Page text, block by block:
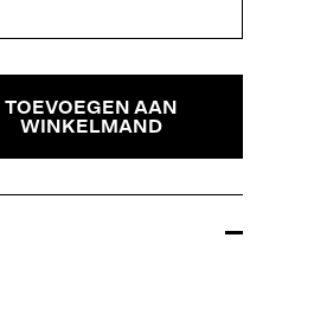
TOEVOEGEN AAN
WINKELMAND